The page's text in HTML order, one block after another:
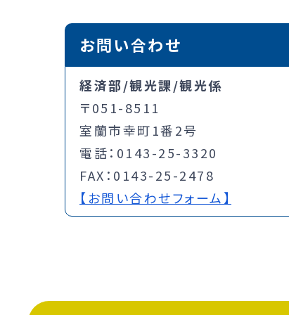
お問い合わせ
経済部/観光課/観光係
〒051-8511
室蘭市幸町1番2号
電話：0143-25-3320
FAX：0143-25-2478
【お問い合わせフォーム】